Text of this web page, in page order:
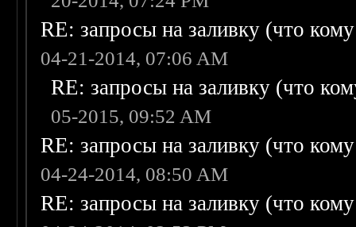
RE: запросы на заливку (что
04-21-2014, 07:06 AM
RE: запросы на заливку (что
05-2015, 09:52 AM
RE: запросы на заливку (что
04-24-2014, 08:50 AM
RE: запросы на заливку (что